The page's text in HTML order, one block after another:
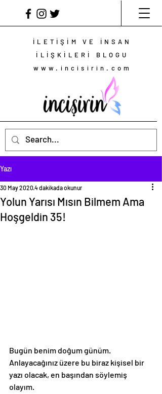
İLETİŞİM VE İNSAN
İLİŞKİLERİ BLOGU
www.incisirin.com
Yazı
Yolun Yarısı Mısın Bilmem Ama
Hoşgeldin 35!
30 May 2020 4 dakikada okunur
Bugün benim doğum günüm.
Anlayacağınız üzere bu biraz kişisel bir
yazı olacak, en başından söylemiş
olayım.